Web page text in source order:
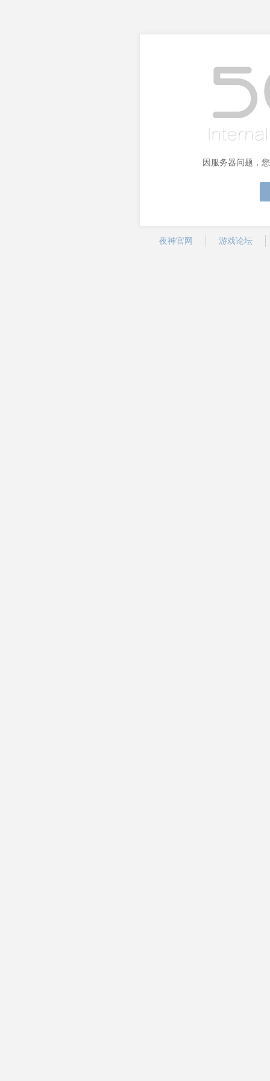
因服务器问题，
夜神官网 游戏论坛